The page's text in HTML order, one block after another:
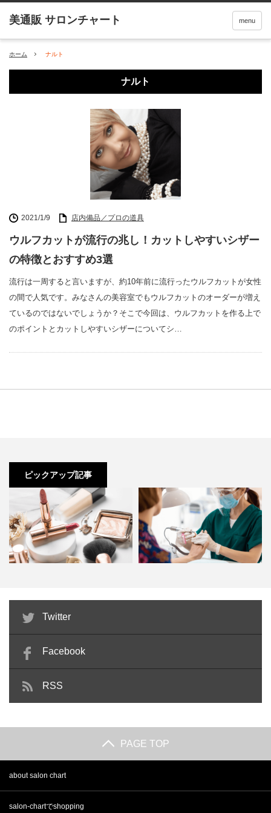
menu
ホーム ナルト
ナルト
2021/1/9 店内備品／プロの道具
ウルフカットが流行の兆し！カットしやすいシザー
の特徴とおすすめ3選
流行は一周すると言いますが、約10年前に流行ったウルフカットが女性
の間で人気です。みなさんの美容室でもウルフカットのオーダーが増え
ているのではないでしょうか？そこで今回は、ウルフカットを作る上で
のポイントとカットしやすいシザーについてシ…
ピックアップ記事
ビューティーアドバイザーとは？
独学でもなれる？仕事内容や…
Twitter
Facebook
RSS
PAGE TOP
about salon chart
salon-chartでshopping